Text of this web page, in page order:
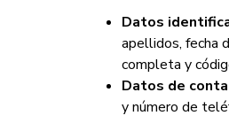
Datos
apellidos, fecha
completa y
Datos de
y número de